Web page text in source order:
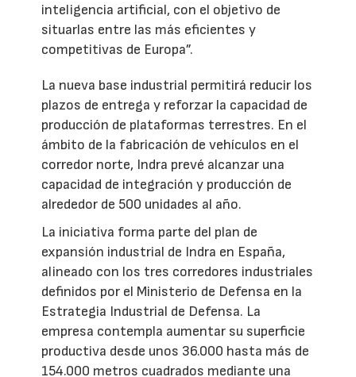
inteligencia artificial, con el objetivo de
situarlas entre las más eficientes y
competitivas de Europa”.
La nueva base industrial permitirá reducir los
plazos de entrega y reforzar la capacidad de
producción de plataformas terrestres. En el
ámbito de la fabricación de vehículos en el
corredor norte, Indra prevé alcanzar una
capacidad de integración y producción de
alrededor de 500 unidades al año.
La iniciativa forma parte del plan de
expansión industrial de Indra en España,
alineado con los tres corredores industriales
definidos por el Ministerio de Defensa en la
Estrategia Industrial de Defensa. La
empresa contempla aumentar su superficie
productiva desde unos 36.000 hasta más de
154.000 metros cuadrados mediante una